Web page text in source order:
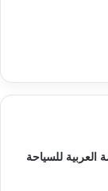
للسياحة